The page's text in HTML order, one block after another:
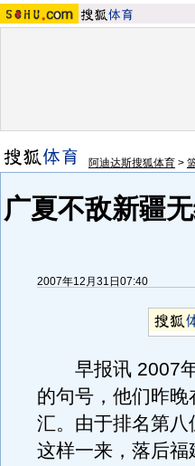
阿迪达斯搜狐体育 >
广夏不敌新疆
2007年12月31日07:40
早报讯 2007年
的句号，他们昨
汇。由于排名第
这样一来，落后